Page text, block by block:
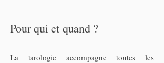
Pour qui et quand ?
La tarologie accompagne toutes les